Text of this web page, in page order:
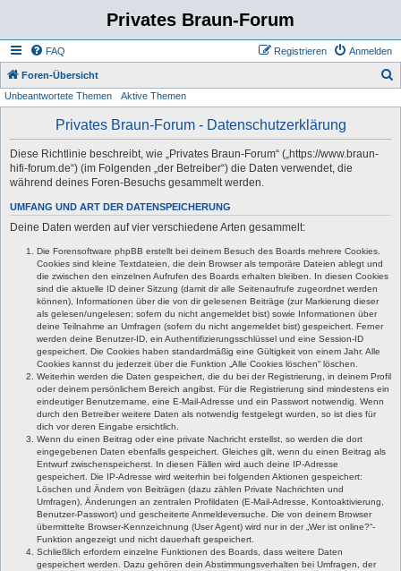
Privates Braun-Forum
FAQ Anmelden
Registrieren
Foren-Übersicht
Unbeantwortete Themen Aktive Themen
Privates Braun-Forum - Datenschutzerklärung
Diese Richtlinie beschreibt, wie „Privates Braun-Forum“ („https://www.braun-
hifi-forum.de“) (im Folgenden „der Betreiber“) die Daten verwendet, die
während deines Foren-Besuchs gesammelt werden.
UMFANG UND ART DER DATENSPEICHERUNG
Deine Daten werden auf vier verschiedene Arten gesammelt:
Die Forensoftware phpBB erstellt bei deinem Besuch des Boards mehrere Cookies.
Cookies sind kleine Textdateien, die dein Browser als temporäre Dateien ablegt und
die zwischen den einzelnen Aufrufen des Boards erhalten bleiben. In diesen Cookies
sind die aktuelle ID deiner Sitzung (damit dir alle Seitenaufrufe zugeordnet werden
können), Informationen über die von dir gelesenen Beiträge (zur Markierung dieser
als gelesen/ungelesen; sofern du nicht angemeldet bist) sowie Informationen über
deine Teilnahme an Umfragen (sofern du nicht angemeldet bist) gespeichert. Ferner
werden deine Benutzer-ID, ein Authentifizierungsschlüssel und eine Session-ID
gespeichert. Die Cookies haben standardmäßig eine Gültigkeit von einem Jahr. Alle
Cookies kannst du jederzeit über die Funktion „Alle Cookies löschen“ löschen.
Weiterhin werden die Daten gespeichert, die du bei der Registrierung, in deinem Profil
oder deinem persönlichem Bereich angibst. Für die Registrierung sind mindestens ein
eindeutiger Benutzername, eine E-Mail-Adresse und ein Passwort notwendig. Wenn
durch den Betreiber weitere Daten als notwendig festgelegt wurden, so ist dies für
dich vor deren Eingabe ersichtlich.
Wenn du einen Beitrag oder eine private Nachricht erstellst, so werden die dort
eingegebenen Daten ebenfalls gespeichert. Gleiches gilt, wenn du einen Beitrag als
Entwurf zwischenspeicherst. In diesen Fällen wird auch deine IP-Adresse
gespeichert. Die IP-Adresse wird weiterhin bei folgenden Aktionen gespeichert:
Löschen und Ändern von Beiträgen (dazu zählen Private Nachrichten und
Umfragen), Änderungen an zentralen Profildaten (E-Mail-Adresse, Kontoaktivierung,
Benutzer-Passwort) und gescheiterte Anmeldeversuche. Die von deinem Browser
übermittelte Browser-Kennzeichnung (User Agent) wird nur in der „Wer ist online?“-
Funktion angezeigt und nicht dauerhaft gespeichert.
Schließlich erfordern einzelne Funktionen des Boards, dass weitere Daten
gespeichert werden. Dazu gehören dein Abstimmungsverhalten bei Umfragen, der